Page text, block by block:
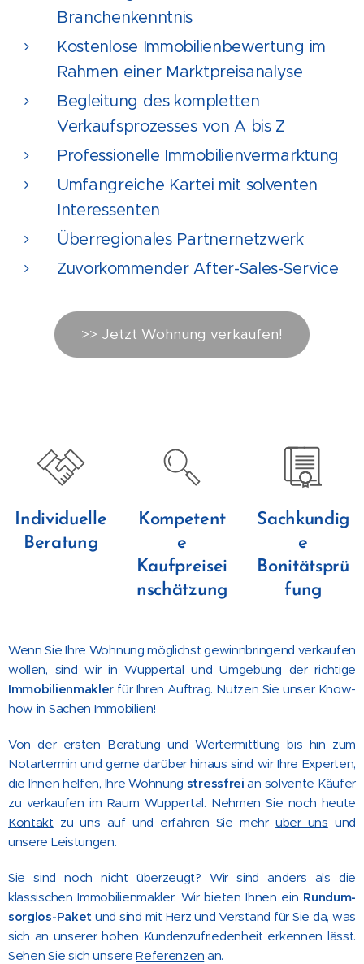
Branchenkenntnis
Kostenlose Immobilienbewertung im
Rahmen einer Marktpreisanalyse
Begleitung des kompletten
Verkaufsprozesses von A bis Z
Professionelle Immobilienvermarktung
Umfangreiche Kartei mit solventen
Interessenten
Überregionales Partnernetzwerk
Zuvorkommender After-Sales-Service
>> Jetzt Wohnung verkaufen!
Individuelle
Beratung
Kompetent
e
Kaufpreisei
nschätzung
Sachkundig
e
Bonitätsprü
fung
Wenn Sie Ihre Wohnung möglichst gewinnbringend verkaufen
wollen, sind wir in Wuppertal und Umgebung der richtige
Immobilienmakler für Ihren Auftrag. Nutzen Sie unser Know-
how in Sachen Immobilien!
Von der ersten Beratung und Wertermittlung bis hin zum
Notartermin und gerne darüber hinaus sind wir Ihre Experten,
die Ihnen helfen, Ihre Wohnung stressfrei an solvente Käufer
zu verkaufen im Raum Wuppertal. Nehmen Sie noch heute
Kontakt zu uns auf und erfahren Sie mehr über uns und
unsere Leistungen.
Sie sind noch nicht überzeugt? Wir sind anders als die
klassischen Immobilienmakler. Wir bieten Ihnen ein Rundum-
sorglos-Paket und sind mit Herz und Verstand für Sie da, was
sich an unserer hohen Kundenzufriedenheit erkennen lässt.
Sehen Sie sich unsereReferenzen an.